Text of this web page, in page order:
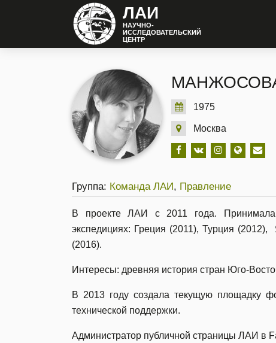
ЛАИ
НАУЧНО-
ИССЛЕДОВАТЕЛЬСКИЙ
ЦЕНТР
1975
Москва
Группа: Команда ЛАИ, Правление
В проекте ЛАИ с 2011 года. Принимала
экспедициях: Греция (2011), Турция
(2016).
Интересы: древняя история стран Юго-
В 2013 году создала текущую площадку
технической поддержки.
Администратор публичной страницы ЛАИ в